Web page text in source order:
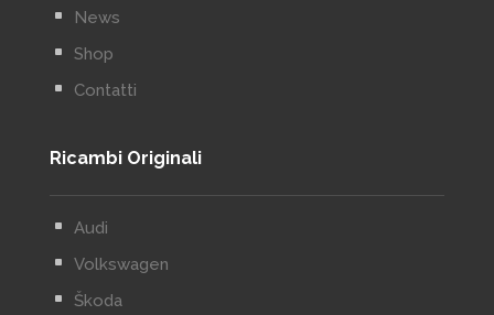
^ News
^ Shop
^ Contatti
Ricambi Originali
^ Audi
^ Volkswagen
^ Škoda